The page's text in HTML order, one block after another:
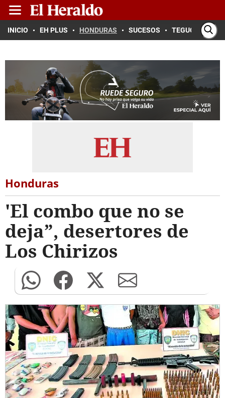
INICIO EH PLUS HONDURAS SUCESOS TEGUCIGALPA
Honduras
'El combo que no se
deja”, desertores de
Los Chirizos